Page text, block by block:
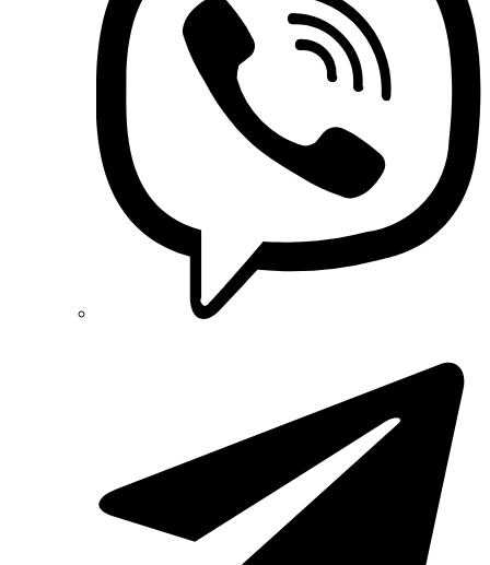
Phoenix Contact (Германия)
Plank Electrotechnic (Украина)
Pro'sKit (Тайвань)
PYLONTECH (Китай)
Radpol (Польша)
Raut (Украина)
Reliance (Украина)
REM POWER (Словения)
Schneider-Electric (Франция)
Selec (Индия)
Smart-MAIC
Technoelectric (Италия)
Technosystems (Украина)
TEKPAN (Турция)
TeleTec (Украина)